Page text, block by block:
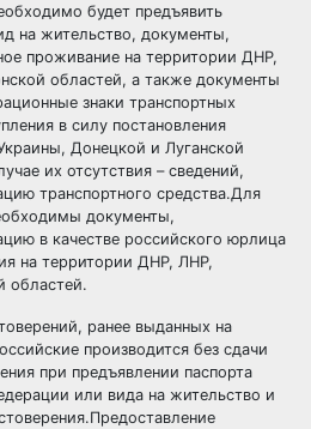
будет предъявить
на жительство, документы,
проживание на территории ДНР,
областей, а также документы
знаки транспортных
в силу постановления
Донецкой и Луганской
их отсутствия – сведений,
транспортного средства.Для
документы,
в качестве российского юрлица
на территории ДНР, ЛНР,
областей.
ранее выданных на
производится без сдачи
при предъявлении паспорта
или вида на жительство и